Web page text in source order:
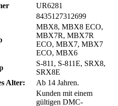
UR6281
8435127312699
MBX8, MBX8 ECO,
MBX7R, MBX7R
ECO, MBX7, MBX7
ECO, MBX6
S-811, S-811E, SRX8,
SRX8E
Alter:
Ab 14 Jahren.
Kunden mit einem
gültigen DMC-